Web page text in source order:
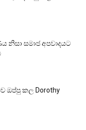
සමාජ අපවාදයට
ඔප්පු කල Dorothy